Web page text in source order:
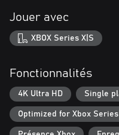
Ashley à terminer sa mission
Jouer avec
XBOX Series X|S
Fonctionnalités
4K Ultra HD Single
Optimized for Xbox Series